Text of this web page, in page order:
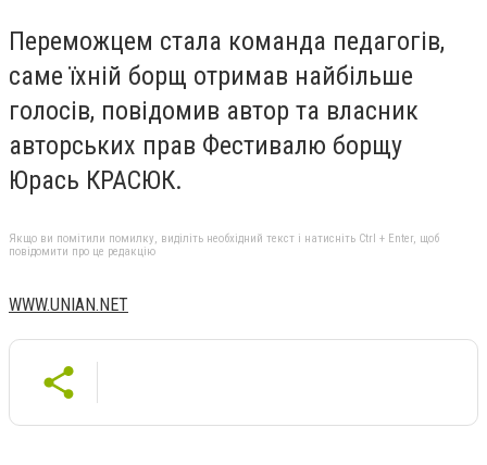
Переможцем стала команда педагогів,
саме їхній борщ отримав найбільше
голосів, повідомив автор та власник
авторських прав Фестивалю борщу
Юрась КРАСЮК.
Якщо ви помітили помилку, виділіть необхідний текст і натисніть Ctrl + Enter, щоб
повідомити про це редакцію
WWW.UNIAN.NET